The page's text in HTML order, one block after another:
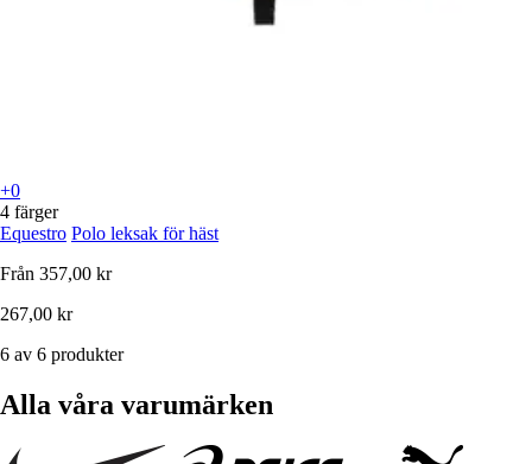
+0
4 färger
Equestro Polo leksak för häst
Från 357,00 kr
267,00 kr
6 av 6 produkter
Alla våra varumärken